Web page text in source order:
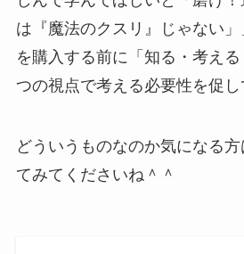
は『魔法のクスリ』じゃない
を購入する前に「知る・考え
つの視点で考える必要性を促し
どういうものなのか気になる
てみてくださいね＾＾